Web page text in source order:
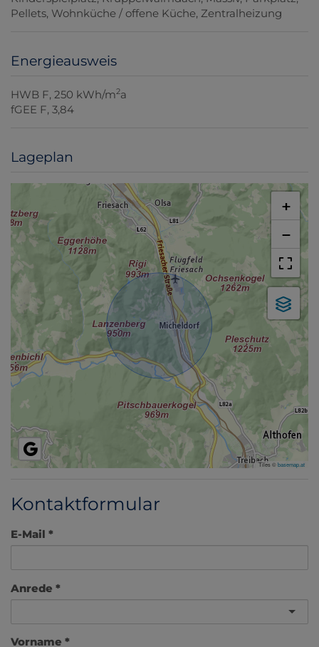
Pellets Wohnküche / offene Küche Zentralheizung
Energieausweis
HWB F, 250 kWh/m2a
fGEE F, 3,84
Lageplan
+
−
Tiles ©basemap.at
Kontaktformular
E-Mail
Anrede
Vorname